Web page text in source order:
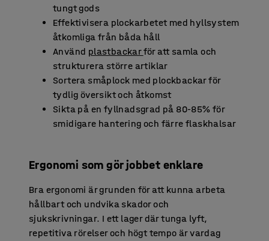
tungt gods
Effektivisera plockarbetet med hyllsystem
åtkomliga från båda håll
Använd plastbackarför att samla och
strukturera större artiklar
Sortera småplock med plockbackar för
tydlig översikt och åtkomst
Sikta på en fyllnadsgrad på 80-85% för
smidigare hantering och färre flaskhalsar
Ergonomi som gör jobbet enklare
Bra ergonomi är grunden för att kunna arbeta
hållbart och undvika skador och
sjukskrivningar. I ett lager där tunga lyft,
repetitiva rörelser och högt tempo är vardag